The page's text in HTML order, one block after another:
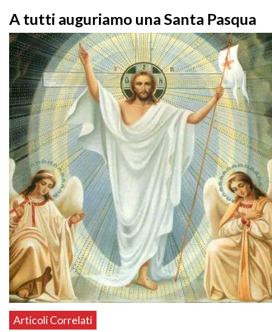
A tutti auguriamo una Santa Pasqua
Articoli Correlati